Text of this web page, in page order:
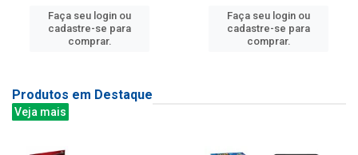
Faça seu login ou
cadastre-se para
comprar.
Faça seu login ou
cadastre-se para
comprar.
Produtos em Destaque
Veja mais